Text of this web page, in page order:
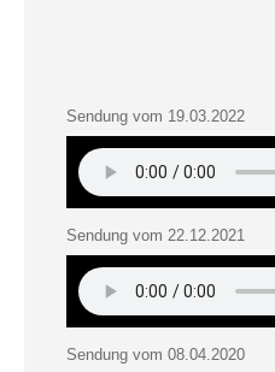
Sendung vom 19.03.2022
Sendung vom 22.12.2021
Sendung vom 08.04.2020